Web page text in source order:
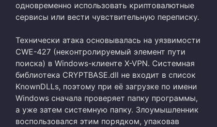
одновременно использовать криптовалютные
сервисы или вести чувствительную переписку.
Технически атака основывалась на уязвимости
CWE-427 (неконтролируемый элемент пути
поиска) в Windows-клиенте X-VPN. Системная
библиотека CRYPTBASE.dll не входит в список
KnownDLLs, поэтому при её загрузке по имени
Windows сначала проверяет папку программы,
а уже затем системную папку. Злоумышленник
воспользовался этим порядком, упаковав